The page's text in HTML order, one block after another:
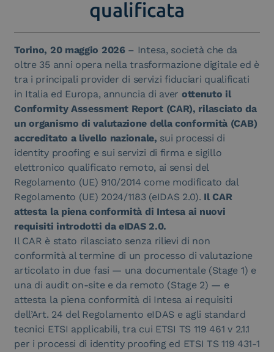
qualificata
Torino, 20 maggio 2026– Intesa, società che da
oltre 35 anni opera nella trasformazione digitale ed è
tra i principali provider di servizi fiduciari qualificati
in Italia ed Europa, annuncia di aver ottenuto il
Conformity Assessment Report (CAR), rilasciato da
un organismo di valutazione della conformità (CAB)
accreditato a livello nazionale, sui processi di
identity proofing e sui servizi di firma e sigillo
elettronico qualificato remoto, ai sensi del
Regolamento (UE) 910/2014 come modificato dal
Regolamento (UE) 2024/1183 (eIDAS 2.0). Il CAR
attesta la piena conformità di Intesa ai nuovi
requisiti introdotti da eIDAS 2.0.
Il CAR è stato rilasciato senza rilievi di non
conformità al termine di un processo di valutazione
articolato in due fasi — una documentale (Stage 1) e
una di audit on-site e da remoto (Stage 2) — e
attesta la piena conformità di Intesa ai requisiti
dell’Art. 24 del Regolamento eIDAS e agli standard
tecnici ETSI applicabili, tra cui ETSI TS 119 461 v 2.1.1
per i processi di identity proofing ed ETSI TS 119 431-1